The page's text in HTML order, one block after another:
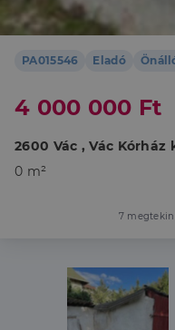
PA015546 Eladó
4 000 000 Ft
2600 Vác , Vác Kórház
0 m²
7